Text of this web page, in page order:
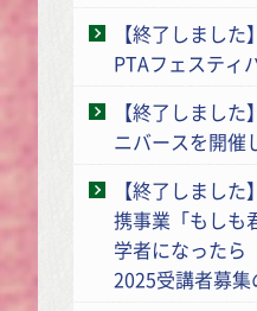
【終了しまし
PTAフェスティ
【終了しまし
ニバースを開催
【終了しまし
携事業「もしも
学者になったら
2025受講者募集